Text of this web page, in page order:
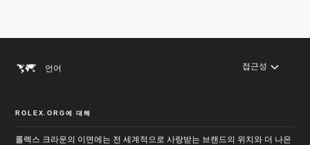
언어 접근성
ROLEX.ORG에 대해
롤렉스 크라운의 이면에는 전 세계적으로 사랑받는 브랜드의 위치와 더 나은